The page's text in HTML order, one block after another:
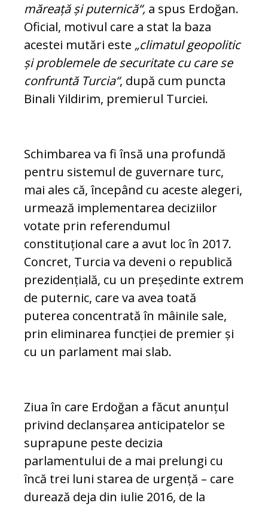
măreață și puternică“, a spus Erdoğan.
Oficial, motivul care a stat la baza
acestei mutări este „climatul geopolitic
și problemele de securitate cu care se
confruntă Turcia“, după cum puncta
Binali Yildirim, premierul Turciei.
Schimbarea va fi însă una profundă
pentru sistemul de guvernare turc,
mai ales că, începând cu aceste alegeri,
urmează implementarea deciziilor
votate prin referendumul
constituțional care a avut loc în 2017.
Concret, Turcia va deveni o republică
prezidențială, cu un președinte extrem
de puternic, care va avea toată
puterea concentrată în mâinile sale,
prin eliminarea funcției de premier și
cu un parlament mai slab.
Ziua în care Erdoğan a făcut anunțul
privind declanșarea anticipatelor se
suprapune peste decizia
parlamentului de a mai prelungi cu
încă trei luni starea de urgență – care
durează deja din iulie 2016, de la